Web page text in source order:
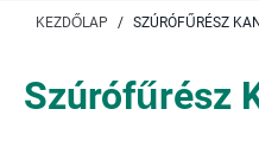
KEZDŐLAP SZÚRÓFŰRÉSZ
Szúrófűrész